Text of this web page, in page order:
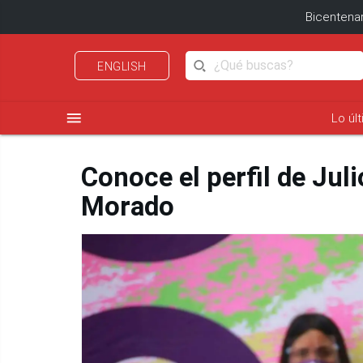
ENGLISH
menu Lo
Conoce el perfil de
Morado